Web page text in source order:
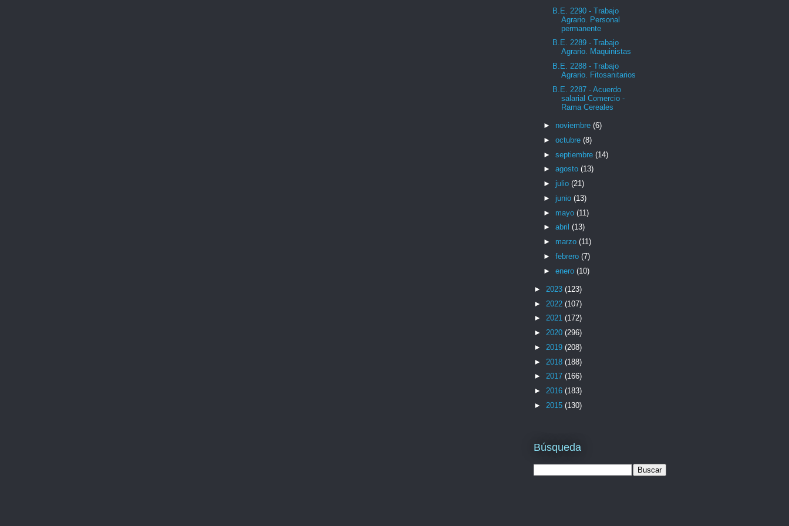
B.E. 2290 - Trabajo
Agrario. Personal
permanente
B.E. 2289 - Trabajo
Agrario. Maquinistas
B.E. 2288 - Trabajo
Agrario. Fitosanitarios
B.E. 2287 - Acuerdo
salarial Comercio -
Rama Cereales
► noviembre (6)
► octubre (8)
► septiembre (14)
► agosto (13)
► julio (21)
► junio (13)
► mayo (11)
► abril (13)
► marzo (11)
► febrero (7)
► enero (10)
► 2023 (123)
► 2022 (107)
► 2021 (172)
► 2020 (296)
► 2019 (208)
► 2018 (188)
► 2017 (166)
► 2016 (183)
► 2015 (130)
Búsqueda